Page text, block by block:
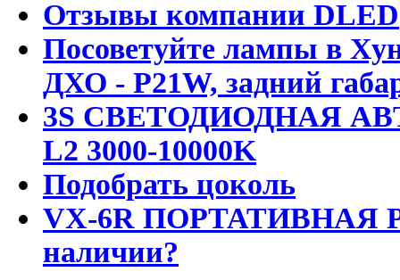
Отзывы компании DLED
Посоветуйте лампы в
ДХО - P21W, задний
3S СВЕТОДИОДНАЯ
L2 3000-10000K
Подобрать цоколь
VX-6R ПОРТАТИВНАЯ
наличии?